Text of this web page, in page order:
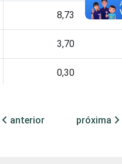
8,73
3,70
0,30
anterior próxima